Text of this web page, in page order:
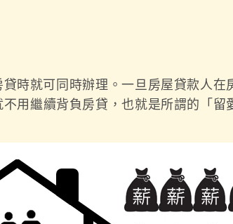
時就可同時辦理。一旦房屋貸款人
不用繼續背負房貸，也就是所謂的「留